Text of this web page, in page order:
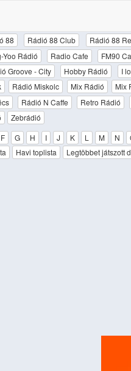
88 Rádió 88 Club Rádió 88
Yoo Rádió Radio Cafe FM90
Groove - City Hobby Rádió I
Rádió Miskolc Mix Rádió Mix
Rádió N Caffe Retro Rádió
Zebrádió
F G H I J K L M N
Havi toplista Legtöbbet játszott